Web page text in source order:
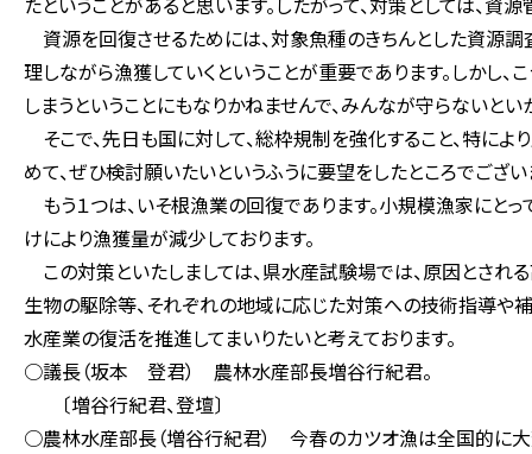
資源を回復させるためには、対象魚種のきちんとした資源調
理しながら漁獲していくということが重要であります。しかし、
しまうということにもなりかねませんで、みんなが守らないとい
そこで、先日も国に対して、総枠規制を強化すること、特に
めて、ぜひ検討願いたいというふうに要望をしたところでござい
もう１つは、いそ根漁業の回復であります。小規模漁家にと
けにより漁獲量が減少しております。
この対策といたしましては、県水産試験場では、原因とされ
生物の駆除等、それぞれの地域に応じた対策への技術指導や補
水産業の復活を推進してまいりたいと考えております。
○議長（坂本 登君） 農林水産部長増谷行紀君。
〔増谷行紀君、登壇〕
○農林水産部長（増谷行紀君） 今春のカツオ漁は全国的に大